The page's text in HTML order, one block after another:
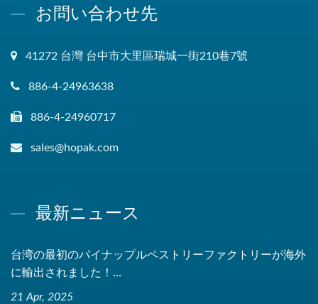
お問い合わせ先
41272 台灣 台中市大里區瑞城一街210巷7號
886-4-24963638
886-4-24960717
sales@hopak.com
最新ニュース
台湾の最初のパイナップルペストリーファクトリーが海外
に輸出されました！...
21 Apr, 2025